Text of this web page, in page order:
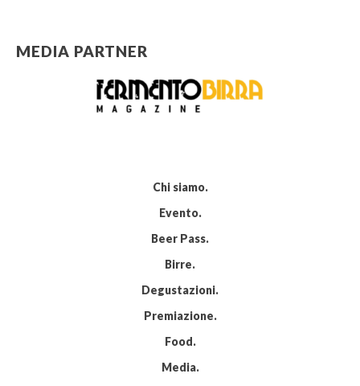
MEDIA PARTNER
Chi siamo
Evento
Beer Pass
Birre
Degustazioni
Premiazione
Food
Media